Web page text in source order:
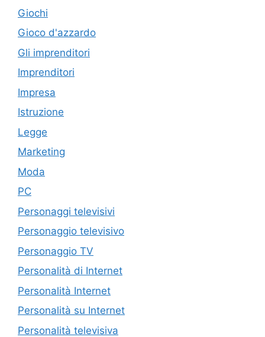
Giochi
Gioco d'azzardo
Gli imprenditori
Imprenditori
Impresa
Istruzione
Legge
Marketing
Moda
PC
Personaggi televisivi
Personaggio televisivo
Personaggio TV
Personalità di Internet
Personalità Internet
Personalità su Internet
Personalità televisiva